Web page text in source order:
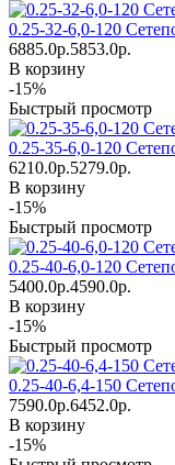
0.25-32-6,0-120
6885.0р.5853.0р.
В корзину
-15%
Быстрый просмотр
0.25-35-6,0-120
6210.0р.5279.0р.
В корзину
-15%
Быстрый просмотр
0.25-40-6,0-120
5400.0р.4590.0р.
В корзину
-15%
Быстрый просмотр
0.25-40-6,4-150
7590.0р.6452.0р.
В корзину
-15%